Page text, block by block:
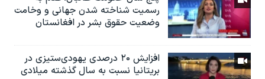
رسمیت شناخته شدن جهانی و وخامت
وضعیت حقوق بشر در افغانستان
افزایش ۲۰ درصدی یهودی‌ستیزی در
بریتانیا نسبت به سال گذشته میلادی